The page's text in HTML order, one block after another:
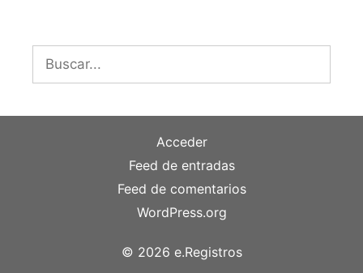
Buscar:
Acceder
Feed de entradas
Feed de comentarios
WordPress.org
© 2026 e.Registros